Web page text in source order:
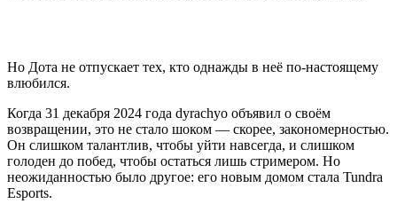
Но Дота не отпускает тех, кто однажды в неё по-настоящему
влюбился.
Когда 31 декабря 2024 года dyrachyo объявил о своём
возвращении, это не стало шоком — скорее, закономерностью.
Он слишком талантлив, чтобы уйти навсегда, и слишком
голоден до побед, чтобы остаться лишь стримером. Но
неожиданностью было другое: его новым домом стала Tundra
Esports.